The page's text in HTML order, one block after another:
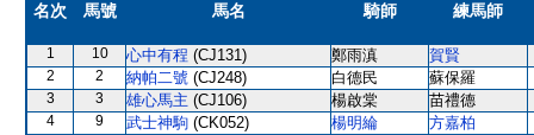
名次 馬號 馬名 騎師 練馬師
1 10 心中有程 (CJ131) 鄭雨滇 賀賢
2 2 納帕二號 (CJ248) 白德民 蘇保羅
3 3 雄心馬主 (CJ106) 楊啟棠 苗禮德
4 9 武士神駒 (CK052) 楊明綸 方嘉柏